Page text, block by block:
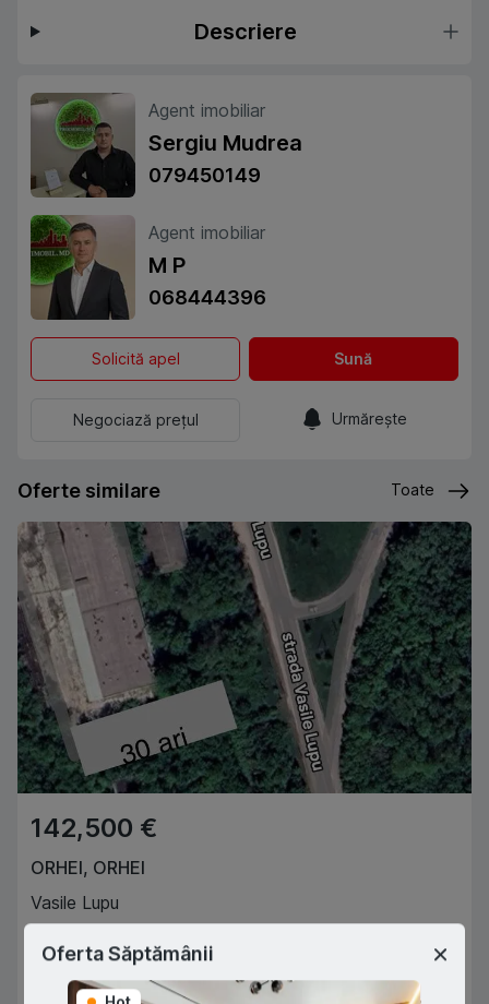
Descriere
Agent imobiliar
Sergiu Mudrea
079450149
Agent imobiliar
M P
068444396
Solicită apel Sună
Negociază prețul Urmărește
Oferte similare Toate
142,500 €
ORHEI, ORHEI
Vasile Lupu
Chiosa Andrei
Agent imobiliar
Oferta Săptămânii